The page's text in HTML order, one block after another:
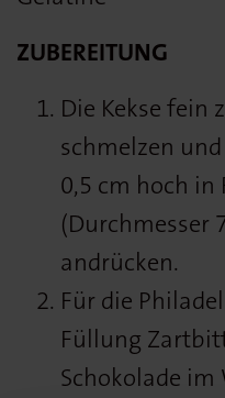
ZUBEREITUNG
Die Kekse fein
schmelzen
0,5 cm hoch in
(Durchmesser
andrücken.
Für die
Füllung
Schokolade im